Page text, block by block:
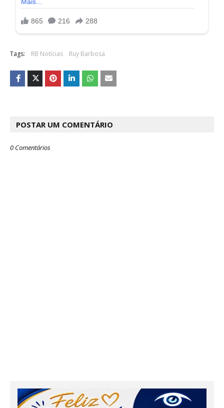
Tags: RB Notícias Ruy Barbosa
POSTAR UM COMENTÁRIO
0 Comentários